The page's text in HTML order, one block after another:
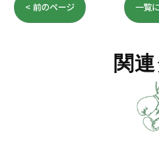
< 前のページ 一覧
関